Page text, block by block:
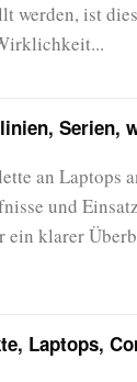
werden, ist
Serien,
an Laptops
und
ein klarer
Laptops,